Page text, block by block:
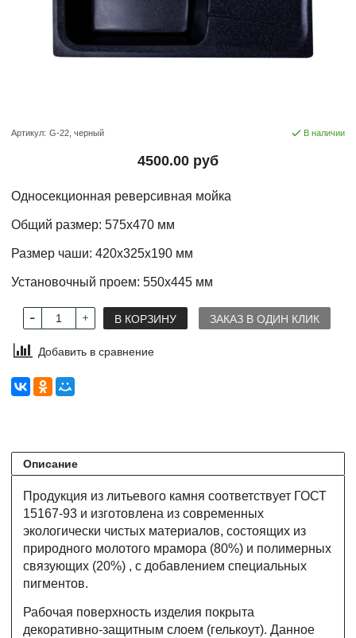
Артикул: G-22, черный В наличии
4500.00 руб
Односекционная реверсивная мойка
Общий размер: 575х470 мм
Размер чаши: 420х325х190 мм
Установочный проем: 550х445 мм
В КОРЗИНУ ЗАКАЗ В ОДИН КЛИК
Добавить в сравнение
Описание
Продукция из литьевого камня соответствует ГОСТ
15167-93 и изготовлена из современных
экологически чистых материалов, состоящих из
природного молотого мрамора (80%) и полимерных
связующих (20%) , с добавлением специальных
пигментов.
Рабочая поверхность изделия покрыта
декоративно-защитным слоем (гелькоут). Данное